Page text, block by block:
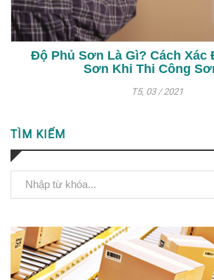
Độ Phủ Sơn Là Gì? Cách
Sơn Khi Thi Công
T5, 03 / 2021
TÌM KIẾM